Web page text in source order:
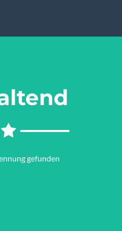
gefunden